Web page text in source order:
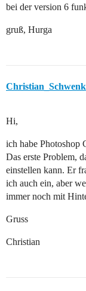
bei der version 6
gruß, Hurga
Christian_Schwenk
Hi,
ich habe Photoshop
Das erste Problem,
einstellen kann. Er
ich auch ein, aber
immer noch mit
Gruss
Christian